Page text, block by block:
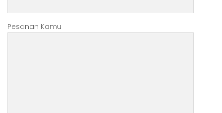
Pesanan Kamu